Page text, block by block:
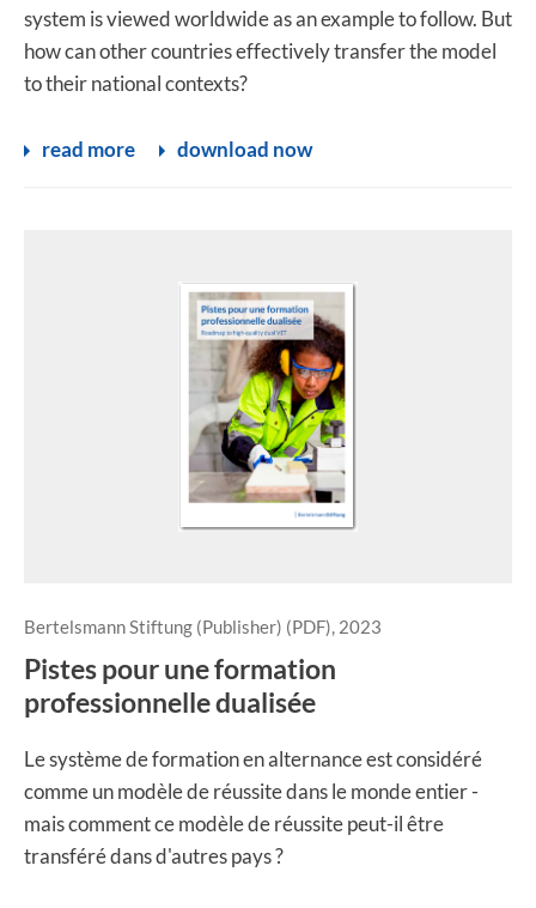
system is viewed worldwide as an example to follow. But
how can other countries effectively transfer the model
to their national contexts?
read more download now
Bertelsmann Stiftung (Publisher) (PDF), 2023
Pistes pour une formation
professionnelle dualisée
Le système de formation en alternance est considéré
comme un modèle de réussite dans le monde entier -
mais comment ce modèle de réussite peut-il être
transféré dans d'autres pays ?